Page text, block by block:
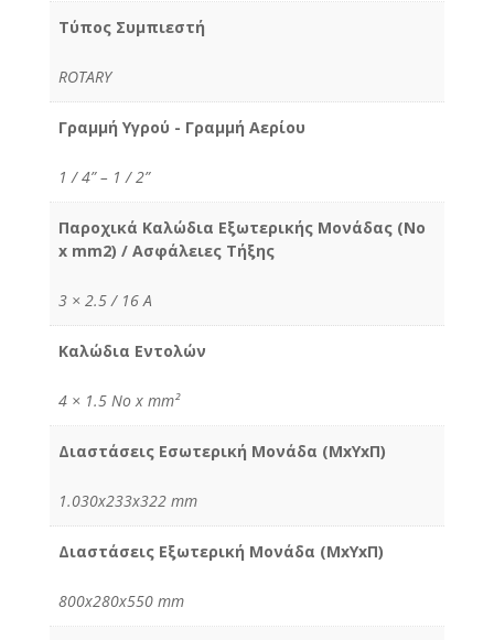
Τύπος Συμπιεστή
ROTARY
Γραμμή Υγρού - Γραμμή Αερίου
1 / 4” – 1 / 2”
Παροχικά Καλώδια Εξωτερικής Μονάδας (No
x mm2) / Ασφάλειες Τήξης
3 × 2.5 / 16 Α
Καλώδια Εντολών
4 × 1.5 No x mm²
Διαστάσεις Εσωτερική Μονάδα (MxYxΠ)
1.030x233x322 mm
Διαστάσεις Εξωτερική Μονάδα (MxYxΠ)
800x280x550 mm